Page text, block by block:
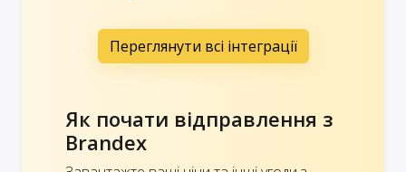
Переглянути всі інтеграції
Як почати відправлення з
Brandex